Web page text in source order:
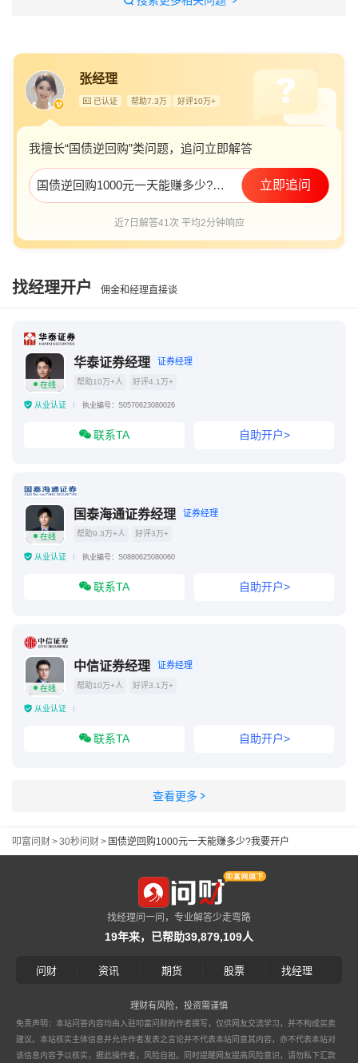
逆回购一万一天收入多少 怎么买入国债逆回购
国债逆回购合法吗
张经理
已认证 帮助7.3万 好评10万+
我擅长“国债逆回购”类问题，追问立即解答
国债逆回购1000元一天能赚多少?我要开户 立即追问
近7日解答41次 平均2分钟响应
找经理开户 佣金和经理直接谈
在线
华泰证券经理 证券经理
帮助10万+人 好评4.1万+
从业认证 执业编号：S0570623080026
联系TA 自助开户>
在线
国泰海通证券经理 证券经理
帮助9.3万+人 好评3万+
从业认证 执业编号：S0880625080060
联系TA 自助开户>
在线
中信证券经理 证券经理
帮助10万+人 好评3.1万+
从业认证
联系TA 自助开户>
查看更多
叩富问财>30秒问财> 国债逆回购1000元一天能赚多少?我要开户
找经理问一问，专业解答少走弯路
19年来，已帮助39,879,109人
问财 资讯 期货 股票 找经理
理财有风险，投资需谨慎
免责声明：本站问答内容均由入驻叩富问财的作者撰写，仅供网友交流学习，并不构成买卖
建议。本站核实主体信息并允许作者发表之言论并不代表本站同意其内容，亦不代表本站对
该信息内容予以核实，据此操作者，风险自担。同时提醒网友提高风险意识，请勿私下汇款